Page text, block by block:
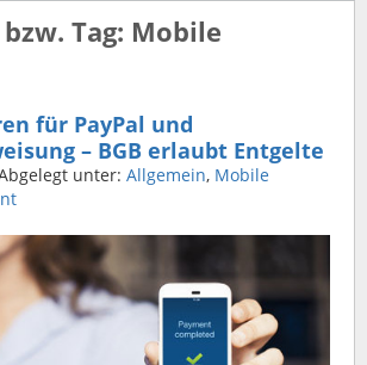
Tag: Mobile
für PayPal und
– BGB erlaubt Entgelte
unter: Allgemein, Mobile